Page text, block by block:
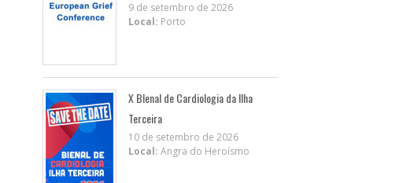
9 de setembro de 2026
Local: Porto
X BIenal de Cardiologia da Ilha
Terceira
10 de setembro de 2026
Local: Angra do Heroísmo